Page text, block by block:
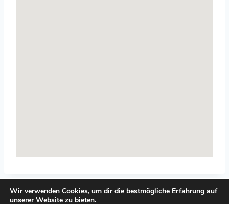
Wir verwenden Cookies, um dir die bestmögliche Erfahrung auf
unserer Website zu bieten.